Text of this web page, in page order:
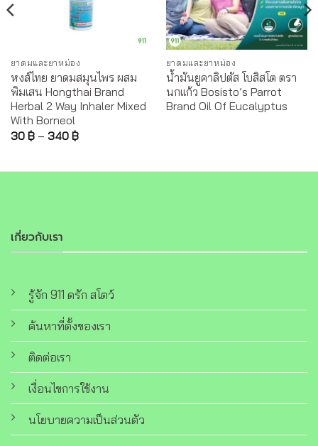
ยาดมและยาหม่อง
หงส์ไทย ยาดมสมุนไพร ผสม
พิมเสน Hongthai Brand
Herbal 2 Way Inhaler Mixed
With Borneol
30 ฿– 340 ฿
ยาดมและยาหม่อง
น้ำมันยูคาลิปตัส โบสิสโต ตรา
นกแก้ว Bosisto’s Parrot
Brand Oil Of Eucalyptus
เกี่ยวกับเรา
รู้จัก 911 ดรัก สโตว์
ค้นหาที่ตั้งของเรา
ติดต่อเรา
เงื่อนไขการใช้งาน
นโยบายความเป็นส่วนตัว